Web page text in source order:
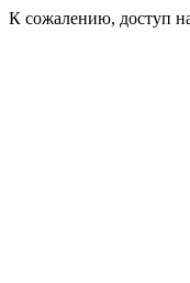
К сожалению, доступ